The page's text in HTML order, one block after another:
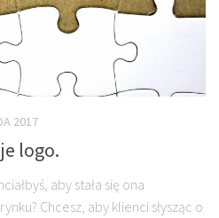
2017
logo.
aby stała się ona
Chcesz, aby klienci słysząc o